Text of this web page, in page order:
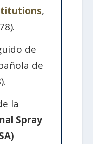
,
de
de
la
Spray